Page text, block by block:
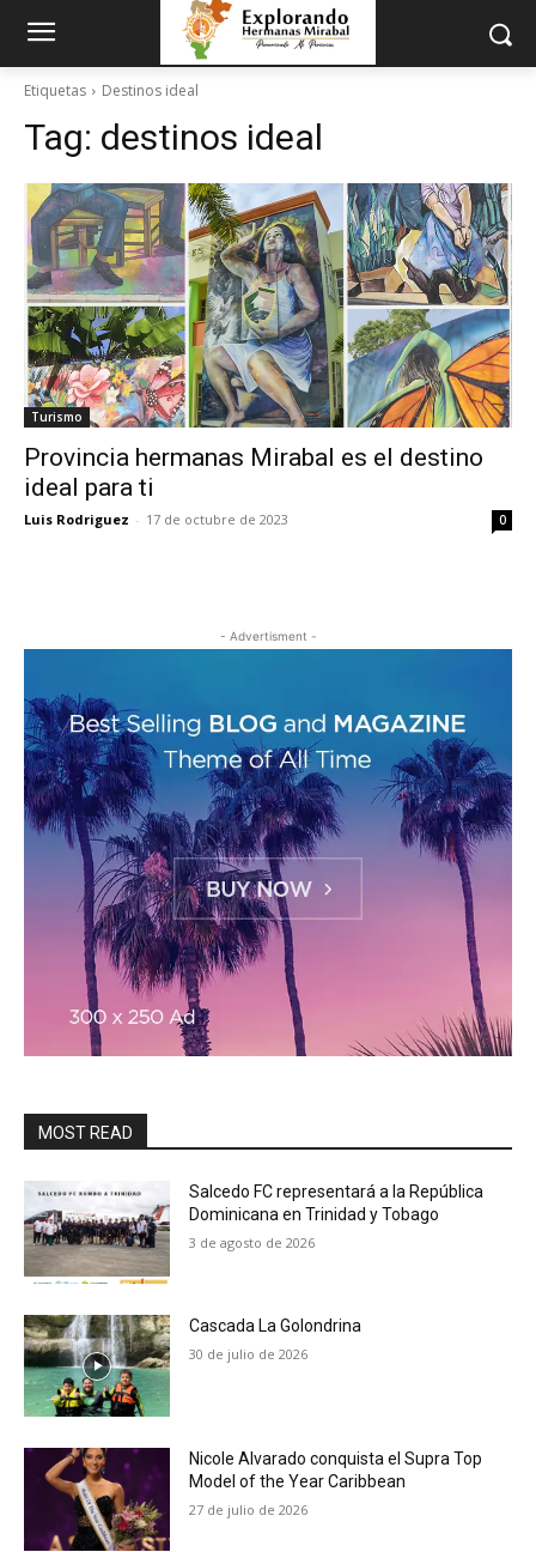
Etiquetas Destinos ideal
Tag: destinos ideal
Turismo
Provincia hermanas Mirabal es el destino
ideal para ti
Luis Rodriguez - 17 de octubre de 2023 0
- Advertisment -
MOST READ
Salcedo FC representará a la República
Dominicana en Trinidad y Tobago
3 de agosto de 2026
Cascada La Golondrina
30 de julio de 2026
Nicole Alvarado conquista el Supra Top
Model of the Year Caribbean
27 de julio de 2026